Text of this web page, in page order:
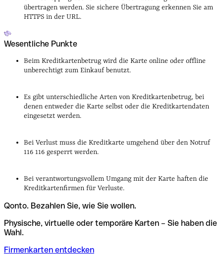
übertragen werden. Sie sichere Übertragung erkennen Sie am
HTTPS in der URL.
Wesentliche Punkte
Beim Kreditkartenbetrug wird die Karte online oder offline
unberechtigt zum Einkauf benutzt.
Es gibt unterschiedliche Arten von Kreditkartenbetrug, bei
denen entweder die Karte selbst oder die Kreditkartendaten
eingesetzt werden.
Bei Verlust muss die Kreditkarte umgehend über den Notruf
116 116 gesperrt werden.
Bei verantwortungsvollem Umgang mit der Karte haften die
Kreditkartenfirmen für Verluste.
Qonto. Bezahlen Sie, wie Sie wollen.
Physische, virtuelle oder temporäre Karten – Sie haben die
Wahl.
Firmenkarten entdecken